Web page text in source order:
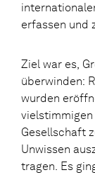
erfassen und
Ziel war es,
überwinden:
wurden
vielstimmigen
Gesellschaft
Unwissen
tragen. Es